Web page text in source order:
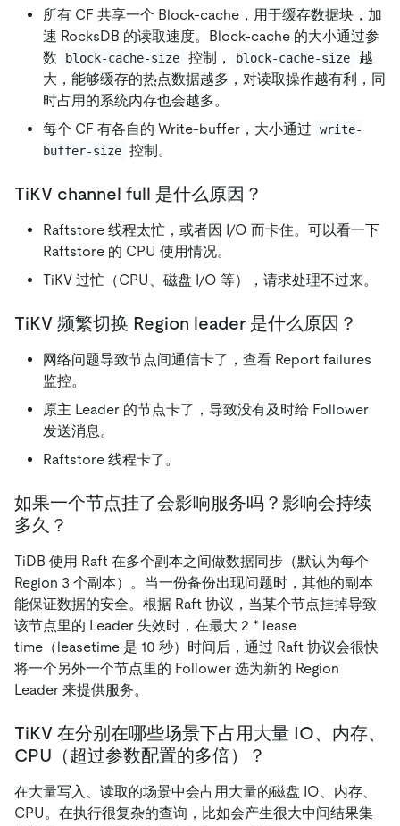
所有 CF 共享一个 Block-cache，用于缓存数据块，加
速 RocksDB 的读取速度。Block-cache 的大小通过参
数
block-cache-size 控制， block-cache-size
越
大，能够缓存的热点数据越多，对读取操作越有利，同
时占用的系统内存也会越多。
每个 CF 有各自的 Write-buffer，大小通过
write-
buffer-size 控制。
TiKV channel full 是什么原因？
Raftstore 线程太忙，或者因 I/O 而卡住。可以看一下
Raftstore 的 CPU 使用情况。
TiKV 过忙（CPU、磁盘 I/O 等），请求处理不过来。
TiKV 频繁切换 Region leader 是什么原因？
网络问题导致节点间通信卡了，查看 Report failures
监控。
原主 Leader 的节点卡了，导致没有及时给 Follower
发送消息。
Raftstore 线程卡了。
如果一个节点挂了会影响服务吗？影响会持续
多久？
TiDB 使用 Raft 在多个副本之间做数据同步（默认为每个
Region 3 个副本）。当一份备份出现问题时，其他的副本
能保证数据的安全。根据 Raft 协议，当某个节点挂掉导致
该节点里的 Leader 失效时，在最大 2 * lease
time（leasetime 是 10 秒）时间后，通过 Raft 协议会很快
将一个另外一个节点里的 Follower 选为新的 Region
Leader 来提供服务。
TiKV 在分别在哪些场景下占用大量 IO、内存、
CPU（超过参数配置的多倍）？
在大量写入、读取的场景中会占用大量的磁盘 IO、内存、
CPU。在执行很复杂的查询，比如会产生很大中间结果集